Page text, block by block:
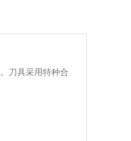
刀具采用特种合